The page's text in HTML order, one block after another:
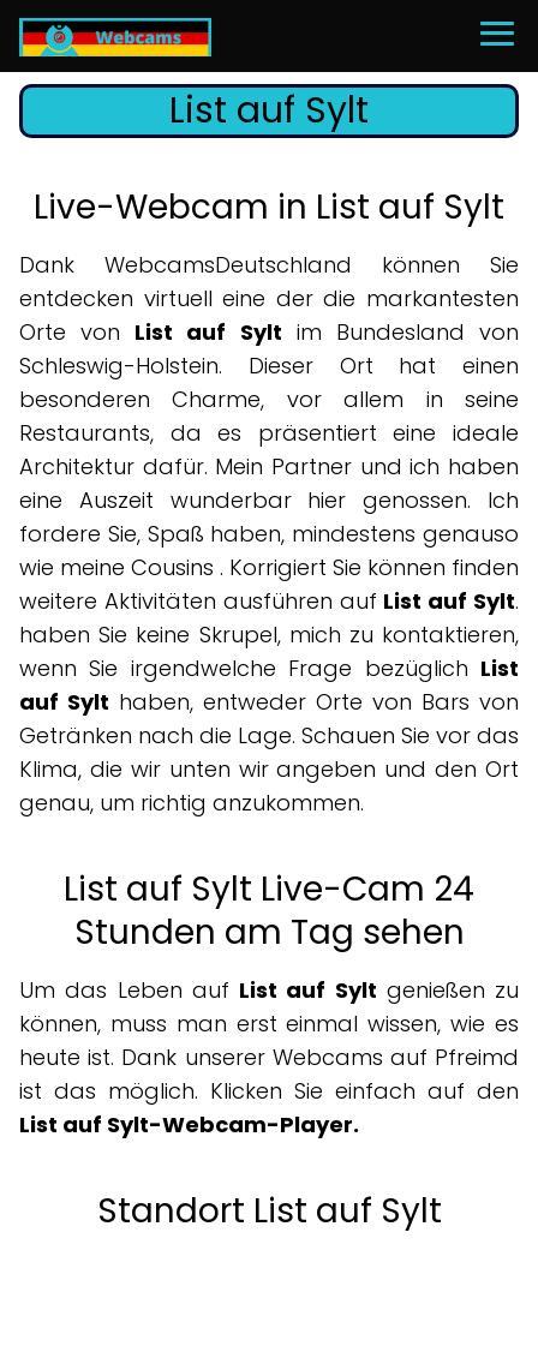
List auf Sylt
Live-Webcam in List auf Sylt
Dank WebcamsDeutschland können Sie
entdecken virtuell eine der die markantesten
Orte von List auf Sylt im Bundesland von
Schleswig-Holstein. Dieser Ort hat einen
besonderen Charme, vor allem in seine
Restaurants, da es präsentiert eine ideale
Architektur dafür. Mein Partner und ich haben
eine Auszeit wunderbar hier genossen. Ich
fordere Sie, Spaß haben, mindestens genauso
wie meine Cousins ​​​​. Korrigiert Sie können finden
weitere Aktivitäten ausführen auf List auf Sylt.
haben Sie keine Skrupel, mich zu kontaktieren,
wenn Sie irgendwelche Frage bezüglich List
auf Sylt haben, entweder Orte von Bars von
Getränken nach die Lage. Schauen Sie vor das
Klima, die wir unten wir angeben und den Ort
genau, um richtig anzukommen.
List auf Sylt Live-Cam 24
Stunden am Tag sehen
Um das Leben auf List auf Sylt genießen zu
können, muss man erst einmal wissen, wie es
heute ist. Dank unserer Webcams auf Pfreimd
ist das möglich. Klicken Sie einfach auf den
List auf Sylt-Webcam-Player.
Standort List auf Sylt